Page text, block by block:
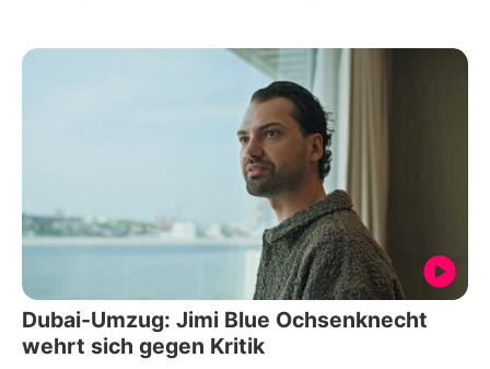
Dubai-Umzug: Jimi Blue Ochsenknecht
wehrt sich gegen Kritik